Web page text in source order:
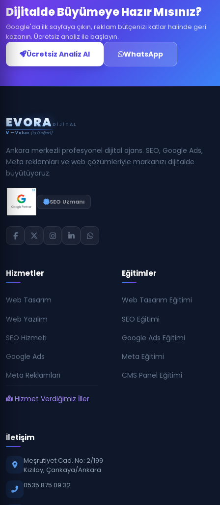
Dijitalde Büyümeye Hazır Mısınız?
Google'da ilk sayfaya çıkın, reklam bütçenizi katlar halinde geri
kazanın. Ücretsiz analiz ile başlayın.
Ücretsiz Analiz Al WhatsApp
EVORA DIJITAL
V — Value (İş Değeri)
Ankara merkezli profesyonel dijital ajans. SEO, Google Ads,
Meta reklamları ve web çözümleriyle markanızı dijitalde
büyütüyoruz.
SEO Uzmanı
Hizmetler
Web Tasarım
Web Yazılım
SEO Hizmeti
Google Ads
Meta Reklamları
Hizmet Verdiğimiz İller
Eğitimler
Web Tasarım Eğitimi
SEO Eğitimi
Google Ads Eğitimi
Meta Eğitimi
CMS Panel Eğitimi
İletişim
Meşrutiyet Cad. No: 2/199
Kızılay, Çankaya/Ankara
0535 875 09 32